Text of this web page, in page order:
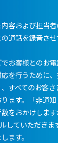
容および担当
通話を録音さ
お客様とのお電
を行うために
すべてのお客
ます。「非通
をおかけしま
していただき
ます。